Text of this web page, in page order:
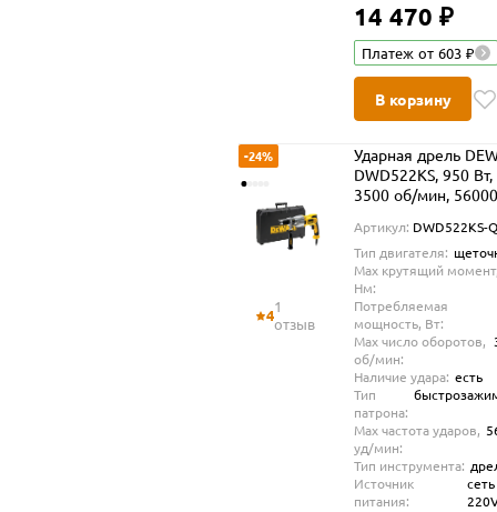
14 470 ₽
Платеж от 603 ₽
В корзину
-24%
41
отзыв
Ударная дрель
DWD522KS, 950 Вт,
3500 об/мин,
(DWD522KS-QS)
Артикул: DWD522KS-
Тип двигателя:
Max крутящий
Нм:
Потребляемая
мощность, Вт:
Max число оборотов,
об/мин:
Наличие удара: есть
Тип
патрона:
Max частота ударов,
уд/мин:
Тип инструмента:
Источник
питания:
сеть